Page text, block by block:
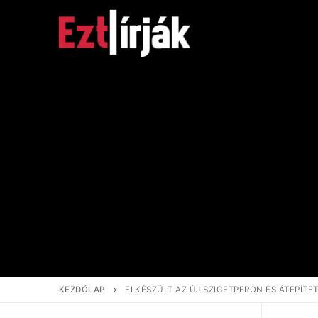
KEZDŐLAP ELKÉSZÜLT AZ ÚJ SZIGETPERON ÉS